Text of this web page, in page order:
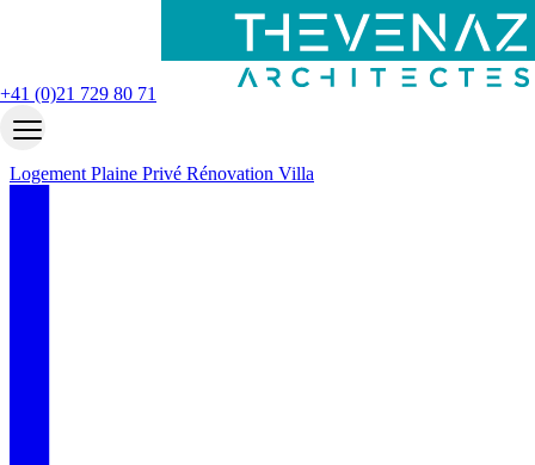
+41 (0)21 729 80 71
Villa du Lac
Logement Plaine Privé Rénovation Villa